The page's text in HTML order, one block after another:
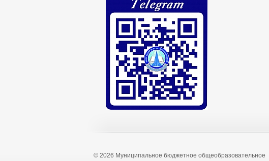
© 2026 Муниципальное бюджетное общеобразовательное